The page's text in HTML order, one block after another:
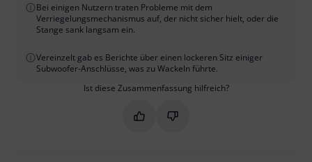
Bei einigen Nutzern traten Probleme mit dem
Verriegelungsmechanismus auf, der nicht sicher hielt, oder die
Stange sank langsam ein.
Vereinzelt gab es Berichte über einen lockeren Sitz einiger
Subwoofer-Anschlüsse, was zu Wackeln führte.
Ist diese Zusammenfassung hilfreich?
Markieren Sie diese
Markieren Sie diese